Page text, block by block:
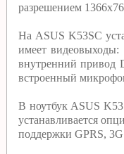
разрешением
На ASUS K53SC
имеет
внутренний привод
встроенный
В ноутбук ASUS
устанавливается
поддержки GPRS,